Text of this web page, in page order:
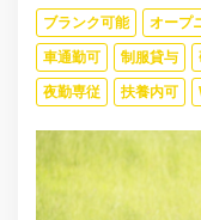
ブランク可能 オープ
車通勤可 制服貸与
夜勤専従 扶養内可